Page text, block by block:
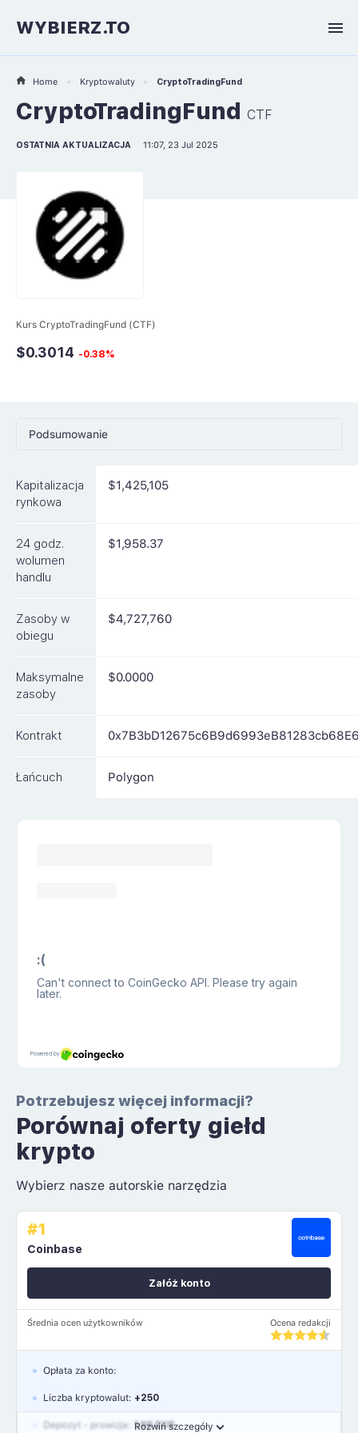
WYBIERZ.TO
Home Kryptowaluty CryptoTradingFund
CryptoTradingFund CTF
OSTATNIA AKTUALIZACJA 11:07, 23 Jul 2025
Kurs CryptoTradingFund (CTF)
$0.3014 -0.38%
Podsumowanie
Rynki
FAQ
Kapitalizacja
rynkowa
$1,425,105
24 godz.
wolumen
handlu
$1,958.37
Zasoby w
obiegu
$4,727,760
Maksymalne
zasoby
$0.0000
Kontrakt
Łańcuch Polygon
Potrzebujesz więcej informacji?
Porównaj oferty giełd
krypto
Wybierz nasze autorskie narzędzia
#1
Coinbase
Średnia ocen użytkowników Ocena redakcji
Załóż konto
Rozwiń szczegóły
Opłata za konto:
Liczba kryptowalut: +250
Depozyt - prowizja: 1.99 EUR